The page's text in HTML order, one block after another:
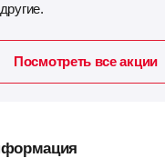
Посмотреть все акции